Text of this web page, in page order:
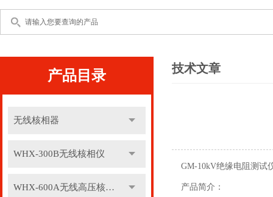
产品目录
无线核相器
WHX-300B无线核相仪
WHX-600A无线高压核相仪
技术文章
GM-10kV绝缘电阻测试
产品简介：